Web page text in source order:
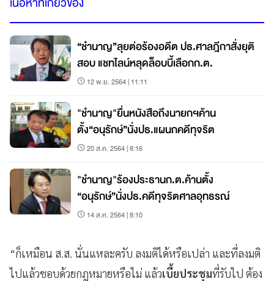
“ชำนาญ”ลุยต่อร้องอดีต ปธ.ศาลฎีกาสั่งยุติ
สอบ แชทไลน์หลุดล็อบบี้เลือกก.ต.
12 พ.ย. 2564 | 11:11
"ชำนาญ"ยื่นหนังสือถึงนายกฯค้าน
ตั้ง“อนุรักษ์”นั่งปธ.แผนกคดีทุจริต
20 ส.ค. 2564 | 8:16
"ชำนาญ"ร้องประธานก.ต.ค้านตั้ง
“อนุรักษ์”นั่งปธ.คดีทุจริตศาลอุทธรณ์
14 ส.ค. 2564 | 8:10
“ก็เหมือน ส.ส. นั่นแหละครับ ลงมติได้หรือเปล่า และที่ลงมติ
ไปแล้วชอบด้วยกฎหมายหรือไม่ แล้วเบี้ยประชุมที่รับไป ต้อง